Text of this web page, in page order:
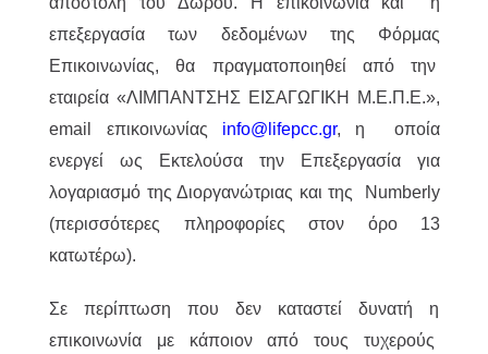
επεξεργασία των δεδομένων της Φόρμας
Επικοινωνίας, θα πραγματοποιηθεί από την
εταιρεία «ΛΙΜΠΑΝΤΣΗΣ ΕΙΣΑΓΩΓΙΚΗ Μ.Ε.Π.Ε.»,
email επικοινωνίας info@lifepcc.gr, η οποία
ενεργεί ως Εκτελούσα την Επεξεργασία για
λογαριασμό της Διοργανώτριας και της Numberly
(περισσότερες πληροφορίες στον όρο 13
κατωτέρω).
Σε περίπτωση που δεν καταστεί δυνατή η
επικοινωνία με κάποιον από τους τυχερούς